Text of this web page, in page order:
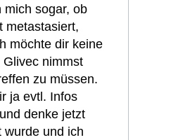
mich sogar, ob
metastasiert,
möchte dir keine
nimmst
zu müssen.
ja evtl. Infos
denke jetzt
wurde und ich